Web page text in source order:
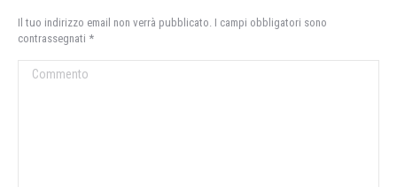
Il tuo indirizzo email non verrà pubblicato. I campi obbligatori sono
contrassegnati *
Commento